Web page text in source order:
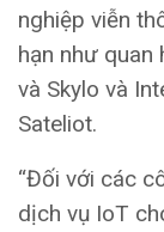
nghiệp viễn
hạn như quan
và Skylo và
Sateliot.
“Đối với các
dịch vụ IoT